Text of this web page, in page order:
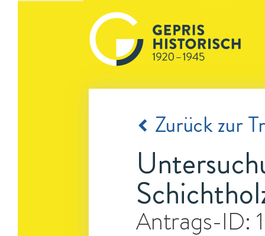
Zurück zur
Antrags-ID: